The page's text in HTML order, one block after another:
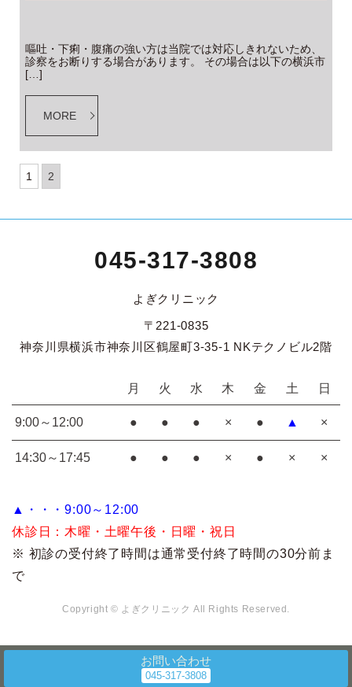
嘔吐・下痢・腹痛の強い方は当院では対応しきれないため、
診察をお断りする場合があります。 その場合は以下の横浜市
[…]
MORE
1 2
お問い合わせ
045-317-3808
よぎクリニック
〒221-0835
神奈川県横浜市神奈川区鶴屋町3-35-1 NKテクノビル2階
月 火 水 木 金 土 日
9:00～12:00 ● ● ● × ● ▲ ×
14:30～17:45 ● ● ● × ● × ×
▲・・・9:00～12:00
休診日： 木曜・土曜午後・日曜・祝日
※ 初診の受付終了時間は通常受付終了時間の30分前ま
で
Copyright © よぎクリニック All Rights Reserved.